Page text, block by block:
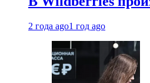
2 года ago1 год ago